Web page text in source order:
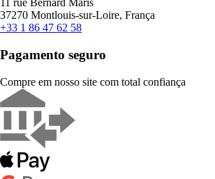
11 rue Bernard Maris
37270 Montlouis-sur-Loire, França
+33 1 86 47 62 58
Pagamento seguro
Compre em nosso site com total confiança